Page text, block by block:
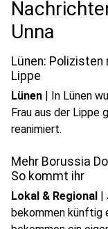
Unna
Lünen:
Lippe
Lünen | In Lünen
Frau aus der Lippe
reanimiert.
Mehr Borussia
So kommt ihr
Lokal & Regional |
bekommen künftig